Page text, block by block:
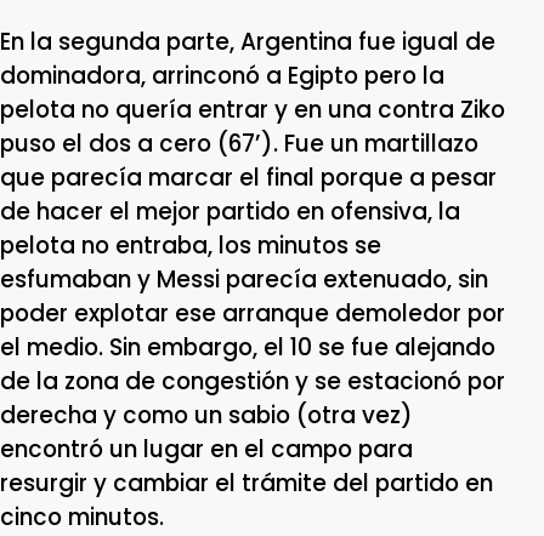
En la segunda parte, Argentina fue igual de
dominadora, arrinconó a Egipto pero la
pelota no quería entrar y en una contra Ziko
puso el dos a cero (67’). Fue un martillazo
que parecía marcar el final porque a pesar
de hacer el mejor partido en ofensiva, la
pelota no entraba, los minutos se
esfumaban y Messi parecía extenuado, sin
poder explotar ese arranque demoledor por
el medio. Sin embargo, el 10 se fue alejando
de la zona de congestión y se estacionó por
derecha y como un sabio (otra vez)
encontró un lugar en el campo para
resurgir y cambiar el trámite del partido en
cinco minutos.